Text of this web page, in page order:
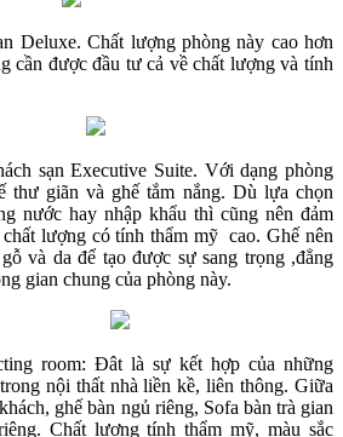
Deluxe. Chất lượng phòng này cao hơn
cần được đầu tư cả về chất lượng và tính
sạn Executive Suite. Với dạng phòng
thư giãn và ghế tắm nắng. Dù lựa chọn
nước hay nhập khẩu thì cũng nên đảm
lượng có tính thẩm mỹ cao. Ghế nên
và da để tạo được sự sang trọng ,đẳng
gian chung của phòng này.
room: Đât là sự kết hợp của những
nội thất nhà liền kề, liên thông. Giữa
ghế bàn ngủ riêng, Sofa bàn trà gian
Chất lượng tính thẩm mỹ, màu sắc